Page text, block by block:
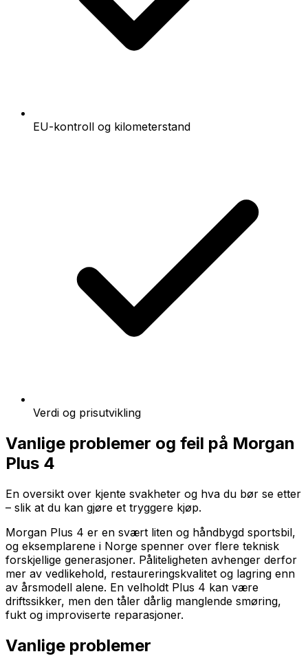
EU-kontroll og kilometerstand
Verdi og prisutvikling
Vanlige problemer og feil på Morgan
Plus 4
En oversikt over kjente svakheter og hva du bør se etter
– slik at du kan gjøre et tryggere kjøp.
Morgan Plus 4 er en svært liten og håndbygd sportsbil,
og eksemplarene i Norge spenner over flere teknisk
forskjellige generasjoner. Påliteligheten avhenger derfor
mer av vedlikehold, restaureringskvalitet og lagring enn
av årsmodell alene. En velholdt Plus 4 kan være
driftssikker, men den tåler dårlig manglende smøring,
fukt og improviserte reparasjoner.
Vanlige problemer